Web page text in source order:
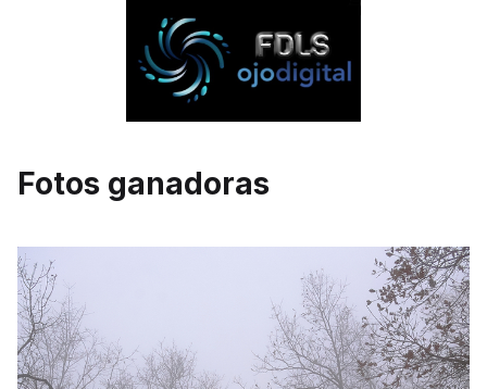
Fotos ganadoras